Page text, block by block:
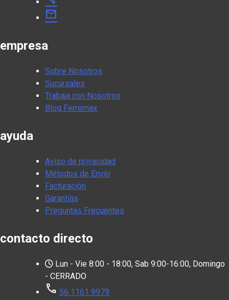
mail
empresa
Sobre Nosotros
Sucursales
Trabaja con Nosotros
Blog Ferremax
ayuda
Aviso de privacidad
Métodos de Envío
Facturación
Garantías
Preguntas Frecuentes
contacto directo
Lun - Vie 8:00 - 18:00, Sab 9:00-16:00, Domingo
- CERRADO
call 56 1161 9979